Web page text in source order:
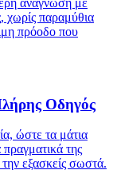
χωρίς παραμύθια
πρόοδο που
Οδηγός
ώστε τα μάτια
της
εξασκείς σωστά.